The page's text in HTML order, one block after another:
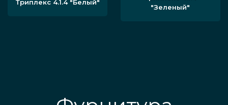
Триплекс 4.1.4"Белый"
"Зеленый"